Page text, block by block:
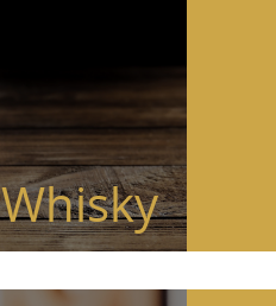
Whisky